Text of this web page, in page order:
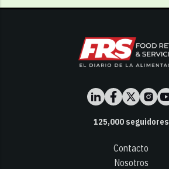
125,000seguidores
Contacto
Nosotros